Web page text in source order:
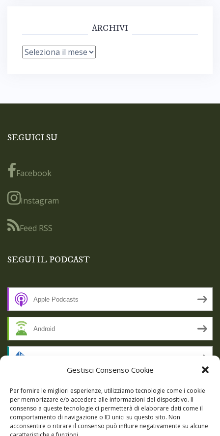
Gestisci Consenso Cookie
Per fornire le migliori esperienze, utilizziamo tecnologie come i cookie
per memorizzare e/o accedere alle informazioni del dispositivo. Il
consenso a queste tecnologie ci permetterà di elaborare dati come il
comportamento di navigazione o ID unici su questo sito. Non
acconsentire o ritirare il consenso può influire negativamente su alcune
ARCHIVI
Archivi
SEGUICI SU
Facebook
Instagram
Feed RSS
SEGUI IL PODCAST
Apple Podcasts
Android
RSS
SSL SECURE